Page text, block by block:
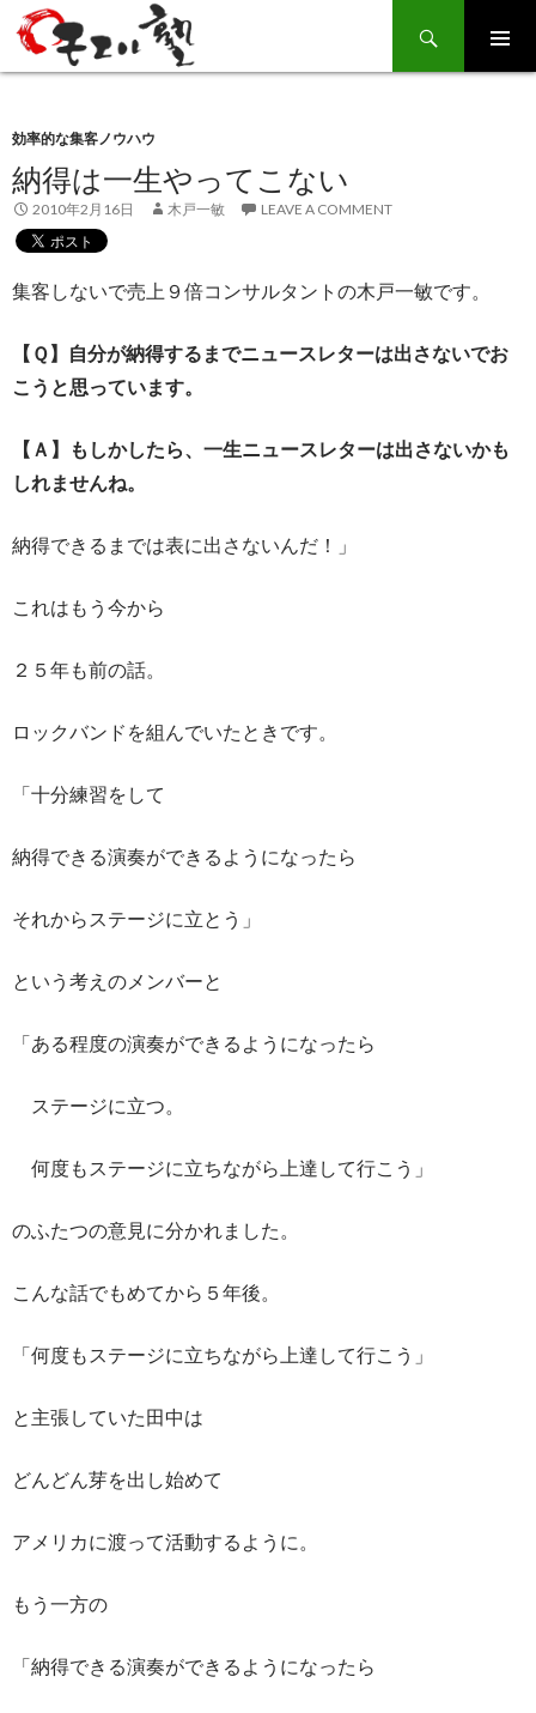
Search
SKIP
TO
効率的な集客ノウハウ
納得は一生やってこない
2010年2月16日 木戸一敏 LEAVE A COMMENT
集客しないで売上９倍コンサルタントの木戸一敏です。
【Ｑ】自分が納得するまでニュースレターは出さないでお
こうと思っています。
【Ａ】もしかしたら、一生ニュースレターは出さないかも
しれませんね。
納得できるまでは表に出さないんだ！」
これはもう今から
２５年も前の話。
ロックバンドを組んでいたときです。
「十分練習をして
納得できる演奏ができるようになったら
それからステージに立とう」
という考えのメンバーと
「ある程度の演奏ができるようになったら
ステージに立つ。
何度もステージに立ちながら上達して行こう」
のふたつの意見に分かれました。
こんな話でもめてから５年後。
「何度もステージに立ちながら上達して行こう」
と主張していた田中は
どんどん芽を出し始めて
アメリカに渡って活動するように。
もう一方の
「納得できる演奏ができるようになったら